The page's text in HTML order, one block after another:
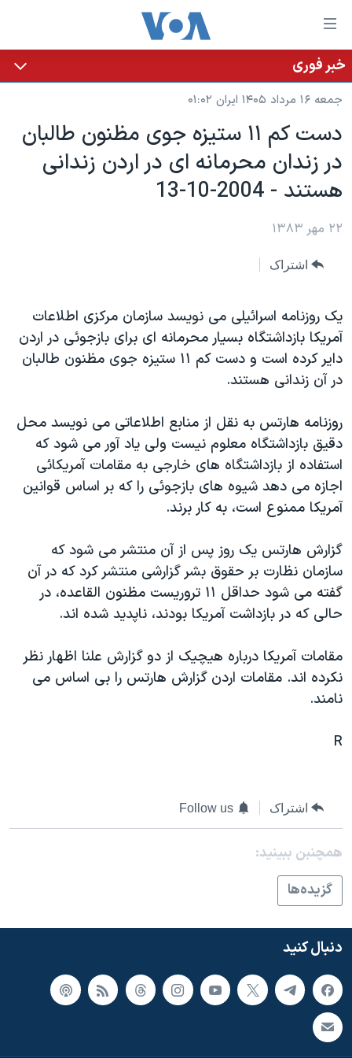
لینکهای
قابل
دسترسی
جهش
محتوای
اصلی
جهش
به
صفحه
جهش
جستجو
خانه
نسخه سبک وب‌سایت
موضوع ها
ایران
آمریکا
جهان
ویژه برنامه‌ها
ویدیوها
فرهنگ و زندگی
اقتصادی
علم و فناوری
اسرائیل در جنگ
گالری عکس
برنامه های تلویزیونی
جدول برنامه ها
صفحه‌های ویژه
۲۵۰سالگی آمریکا
بایگانی برنامه‌های تلویزیونی
مستندها
حمله جمهوری اسلامی به اسرائیل
رمز مهسا
ورزش زنان در ایران
اعتراضات زن، زندگی، آزادی
تریبونال مردمی آبان ۹۸
دادگاه حمید نوری
چهل سال گروگان‌گیری
قانون شفافیت دارائی کادر رهبری ایران
اعتراضات مردمی آبان ۹۸
فرکانس‌های صدای آمریکا
یادگیری زبان انگلیسی
دنبال کنید
زبانهای مختلف
خبر فوری
جمعه ۱۶ مرداد ۱۴۰۵ ایران ۰۱:۰۲
دست کم ١۱ ستيزه جوی مظنون طالبان
در زندان محرمانه ای در اردن زندانی
هستند - 2004-10-13
۲۲ مهر ۱۳۸۳
اشتراک
يک روزنامه اسرائيلی می نويسد سازمان مرکزی اطلاعات
آمريکا بازداشتگاه بسيار محرمانه ای برای بازجوئی در اردن
داير کرده است و دست کم ١۱ ستيزه جوی مظنون طالبان
در آن زندانی هستند.
روزنامه هارتس به نقل از منابع اطلاعاتی می نويسد محل
دقيق بازداشتگاه معلوم نيست ولی ياد آور می شود که
استفاده از بازداشتگاه های خارجی به مقامات آمريکائی
اجازه می دهد شيوه های بازجوئی را که بر اساس قوانين
آمريکا ممنوع است، به کار برند.
گزارش هارتس يک روز پس از آن منتشر می شود که
سازمان نظارت بر حقوق بشر گزارشی منتشر کرد که در آن
گفته می شود حداقل ١۱ تروريست مظنون القاعده، در
حالی که در بازداشت آمريکا بودند، ناپديد شده اند.
مقامات آمريکا درباره هيچيک از دو گزارش علنا اظهار نظر
نکرده اند. مقامات اردن گزارش هارتس را بی اساس می
نامند.
R
اشتراک Follow us
همچنبن ببینید:
گزيده‌ها
دنبال کنید